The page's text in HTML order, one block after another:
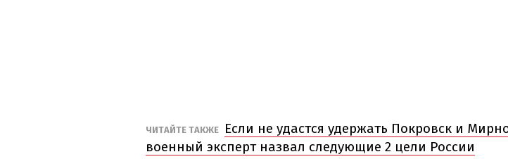
ЧИТАЙТЕ ТАКЖЕ
Если не удастся удержать Покровск и
военный эксперт назвал следующие 2 цели России